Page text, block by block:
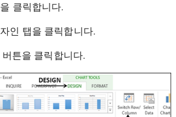
클릭합니다.
인 탭을 클릭합니다.
튼을 클릭합니다.